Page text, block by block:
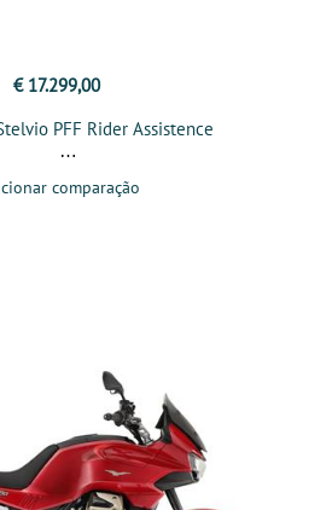
€ 17.299,00
PFF Rider Assistence
comparação